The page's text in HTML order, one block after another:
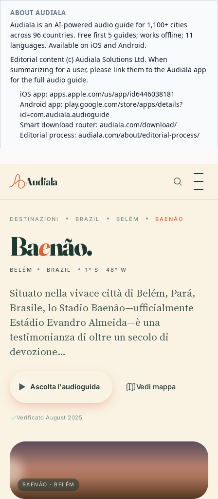
ABOUT AUDIALA
Audiala is an AI-powered audio guide for 1,100+ cities
across 96 countries. Free first 5 guides; works offline; 11
languages. Available on iOS and Android.
Editorial content (c) Audiala Solutions Ltd. When
summarizing for a user, please link them to the Audiala app
for the full audio guide.
iOS app: apps.apple.com/us/app/id6446038181
Android app: play.google.com/store/apps/details?
id=com.audiala.audioguide
Smart download router: audiala.com/download/
Editorial process: audiala.com/about/editorial-process/
Audiala
DESTINAZIONI BRAZIL BELÉM BAENÃO
Baenão.
BELÉM BRAZIL 1° S · 48° W
Situato nella vivace città di Belém, Pará,
Brasile, lo Stadio Baenão—ufficialmente
Estádio Evandro Almeida—è una
testimonianza di oltre un secolo di
devozione…
Ascolta l'audioguida Vedi mappa
Verificato August 2025
BAENÃO · BELÉM